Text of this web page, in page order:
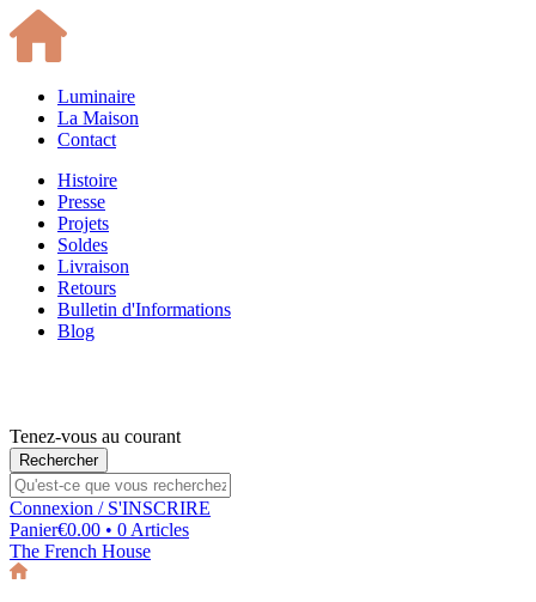
Luminaire
La Maison
Contact
Histoire
Presse
Projets
Soldes
Livraison
Retours
Bulletin d'Informations
Blog
Tenez-vous au courant
Connexion / S'INSCRIRE
Panier€0.00 • 0 Articles
The French House